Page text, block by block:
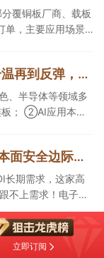
覆铜板厂商、载板
单，主要应用场景
产品商业化受托生【九点特供周回顾】从超跌到情绪升温再到反弹，栏目梳理AI应用题材逻辑，AI教育人气公司解读后获4连板
、半导体等领域多
本周
。
【风口研报回顾】兼顾成长逻辑+基本面安全边际！王牌自营前瞻覆盖“pcb+MLCC+电子布”，梳理AI产业链优质标的“深坑起跳”
期需求，这家高
不上需求！电子布
人气龙头涨超3成；
家公司扩产、涨
差”，3日大涨
立即订阅